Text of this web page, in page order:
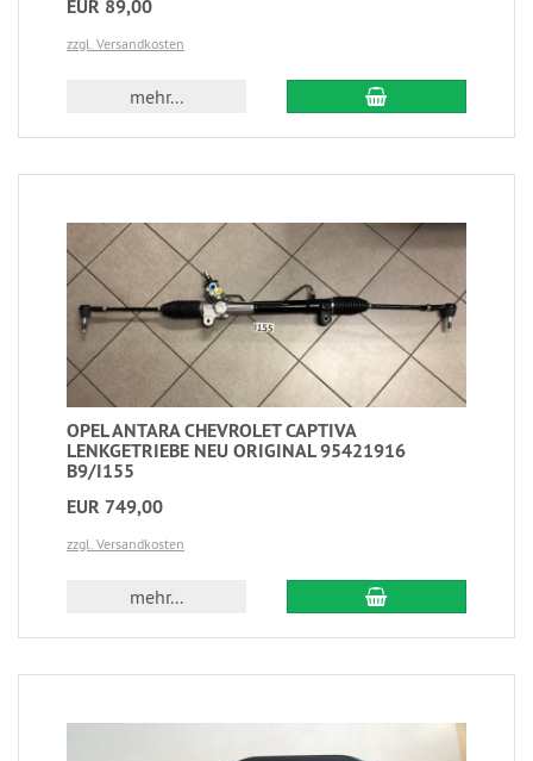
EUR 89,00
zzgl. Versandkosten
mehr...
OPEL ANTARA CHEVROLET CAPTIVA
LENKGETRIEBE NEU ORIGINAL 95421916
B9/I155
EUR 749,00
zzgl. Versandkosten
mehr...